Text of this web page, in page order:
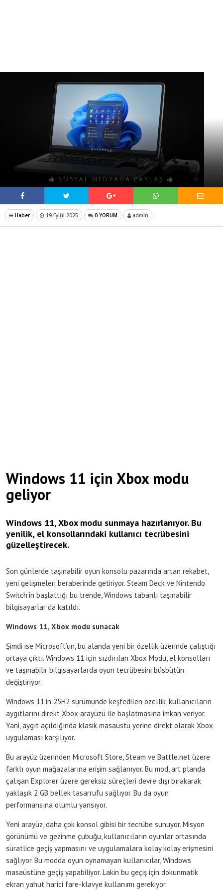
SOSYAL MEDYADA PAYLAŞ
Haber 19 Eylül 2025 0 YORUM admin
Windows 11 için Xbox modu
geliyor
Windows 11, Xbox modu sunmaya hazırlanıyor. Bu
yenilik, el konsollarındaki kullanıcı tecrübesini
güzelleştirecek.
Son günlerde taşınabilir oyun konsolu pazarında artan rekabet,
yeni gelişmeleri beraberinde getiriyor. Steam Deck ve Nintendo
Switch’in başlattığı bu trende, Windows tabanlı taşınabilir
bilgisayarlar da katıldı.
Windows 11, Xbox modu sunacak
Şimdi ise Microsoft’un, bu alanda yeni bir özellik üzerinde çalıştığı
ortaya çıktı. Windows 11 için sızdırılan Xbox Modu, el konsolları
ve taşınabilir bilgisayarlarda oyun tecrübesini büsbütün
değiştiriyor.
Windows 11’in 25H2 sürümünde keşfedilen özellik, kullanıcıların
aygıtlarını direkt Xbox arayüzü ile başlatmasına imkan veriyor.
Yani, aygıt açıldığında klasik masaüstü yerine direkt olarak Xbox
uygulaması karşılıyor.
Bu arayüz üzerinden Microsoft Store, Steam ve Battle.net üzere
farklı oyun mağazalarına erişim sağlanıyor. Bu mod, art planda
çalışan Explorer üzere gereksiz süreçleri devre dışı bırakarak
yaklaşık 2 GB bellek tasarrufu sağlıyor. Bu da oyun
performansına olumlu yansıyor.
Yeni arayüz, daha çok konsol gibisi bir tecrübe sunuyor. Misyon
görünümü ve gezinme çubuğu, kullanıcıların oyunlar ortasında
süratlice geçiş yapmasını ve uygulamalara kolay kolay erişmesini
sağlıyor. Bu modda oyun oynamayan kullanıcılar, Windows
masaüstüne geçiş yapabiliyor. Lakin bu geçiş için dokunmatik
ekran yahut harici fare-klavye kullanımı gerekiyor.